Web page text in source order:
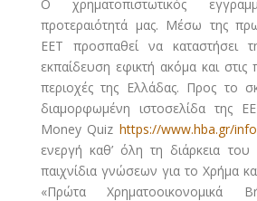
Ο χρηματοπιστωτικός
προτεραιότητά μας. Μέσω της
ΕΕΤ προσπαθεί να καταστήσει
εκπαίδευση εφικτή ακόμα και
περιοχές της Ελλάδας. Προς το
διαμορφωμένη ιστοσελίδα της
Money Quiz https://www.hba.gr/
ενεργή καθ’ όλη τη διάρκεια
παιχνίδια γνώσεων για το Χρήμα
«Πρώτα Χρηματοοικονομικά